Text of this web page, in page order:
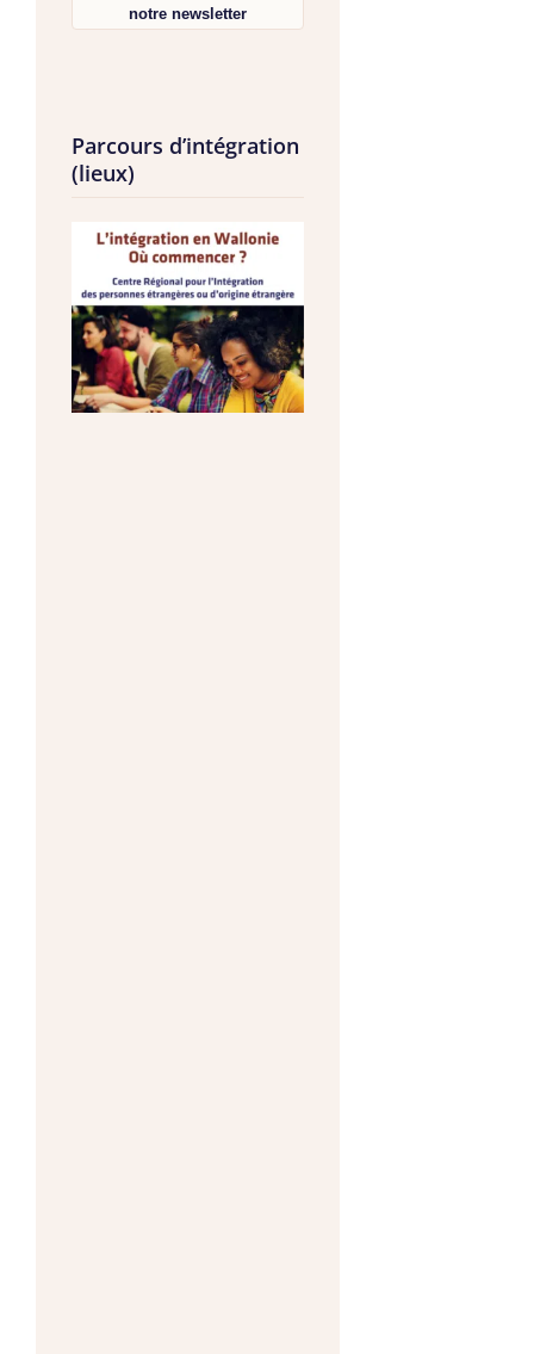
notre newsletter
Parcours d’intégration
(lieux)